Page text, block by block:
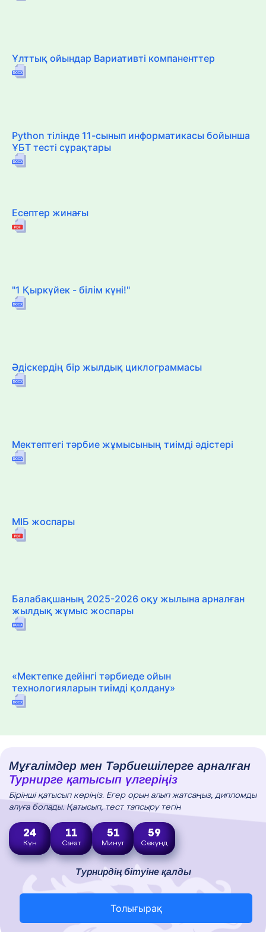
Ұлттық ойындар Вариативті компаненттер
Python тілінде 11-сынып информатикасы бойынша
ҰБТ тесті сұрақтары
Есептер жинағы
"1 Қыркүйек - білім күні!"
Әдіскердің бір жылдық циклограммасы
Мектептегі тәрбие жұмысының тиімді әдістері
МІБ жоспары
Балабақшаның 2025-2026 оқу жылына арналған
жылдық жұмыс жоспары
«Мектепке дейінгі тәрбиеде ойын
технологияларын тиімді қолдану»
Мұғалімдер мен Тәрбиешілерге арналған
Турнирге қатысып үлгеріңіз
Бірінші қатысып көріңіз. Егер орын алып жатсаңыз, дипломды
алуға болады. Қатысып, тест тапсыру тегін
24
Күн
11
Сағат
51
Минут
58
Секунд
Турнирдің бітуіне қалды
Толығырақ